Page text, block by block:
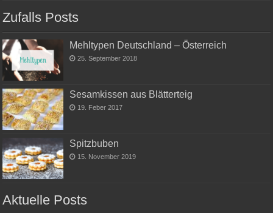
Zufalls Posts
Mehltypen Deutschland – Österreich
25. September 2018
Sesamkissen aus Blätterteig
19. Feber 2017
Spitzbuben
15. November 2019
Aktuelle Posts